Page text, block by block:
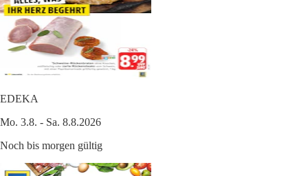
EDEKA
Mo. 3.8. - Sa. 8.8.2026
Noch bis morgen gültig